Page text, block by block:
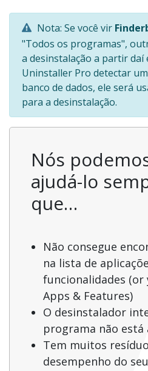
Nota: Se você vir
"Todos os programas",
a desinstalação a partir daí
Uninstaller Pro detectar
banco de dados, ele será
para a desinstalação.
Nós
ajudá-lo
que…
Não consegue
na lista de
funcionalidades (or
Apps & Features)
O desinstalador
programa não está
Tem muitos
desempenho do